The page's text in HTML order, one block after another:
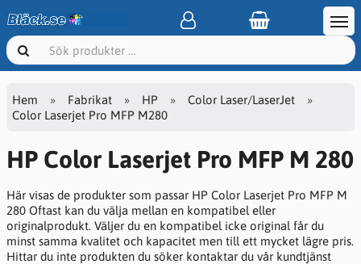
Hem Fabrikat HP
Color Laser/LaserJet
Color Laserjet Pro MFP M280
HP Color Laserjet Pro MFP M 280
Här visas de produkter som passar HP Color Laserjet Pro MFP M
280 Oftast kan du välja mellan en kompatibel eller
originalprodukt. Väljer du en kompatibel icke original får du
minst samma kvalitet och kapacitet men till ett mycket lägre pris.
Hittar du inte produkten du söker kontaktar du vår kundtjänst